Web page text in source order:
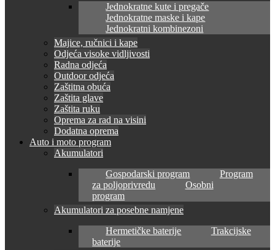
Jednokratne kute i pregače
Jednokratne maske i kape
Jednokratni kombinezoni
Majice, ručnici i kape
Odjeća visoke vidljivosti
Radna odjeća
Outdoor odjeća
Zaštitna obuća
Zaštita glave
Zaštita ruku
Oprema za rad na visini
Dodatna oprema
Auto i moto program
Akumulatori
Gospodarski program
Program
za poljoprivredu
Osobni
program
Akumulatori za posebne namjene
Hermetičke baterije
Trakcijske
baterije